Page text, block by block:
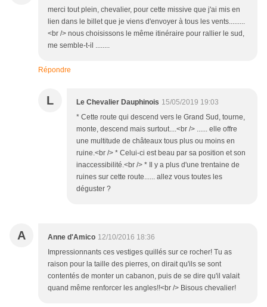
merci tout plein, chevalier, pour cette missive que j'ai mis en
lien dans le billet que je viens d'envoyer à tous les vents.........
<br /> nous choisissons le même itinéraire pour rallier le sud,
me semble-t-il ........
Répondre
L Le Chevalier Dauphinois 15/05/2019 19:03
* Cette route qui descend vers le Grand Sud, tourne,
monte, descend mais surtout....<br /> ...... elle offre
une multitude de châteaux tous plus ou moins en
ruine.<br /> * Celui-ci est beau par sa position et son
inaccessibilité.<br /> * Il y a plus d'une trentaine de
ruines sur cette route...... allez vous toutes les
déguster ?
A Anne d'Amico 12/10/2016 18:36
Impressionnants ces vestiges quillés sur ce rocher! Tu as
raison pour la taille des pierres, on dirait qu'ils se sont
contentés de monter un cabanon, puis de se dire qu'il valait
quand même renforcer les angles!!<br /> Bisous chevalier!